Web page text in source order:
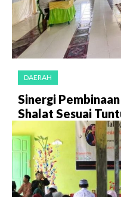
DAERAH
Sinergi
Shalat Sesuai